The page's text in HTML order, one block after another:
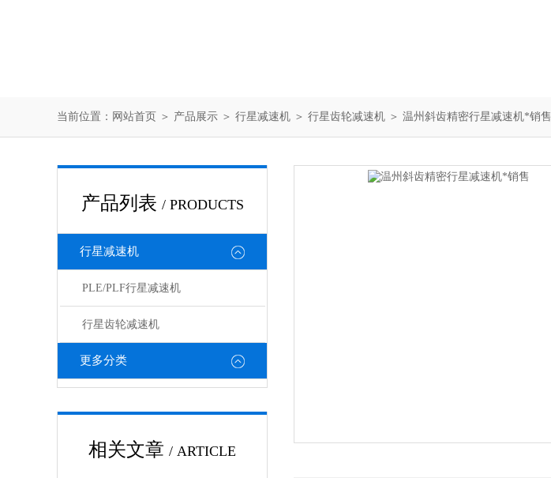
当前位置： 网站首页 ＞ 产品展示 ＞ 行星减速机 ＞ 行星齿轮减速机 ＞ 温州斜齿精密行星减速机*销售
产品列表 / PRODUCTS
行星减速机
PLE/PLF行星减速机
行星齿轮减速机
更多分类
相关文章 / ARTICLE